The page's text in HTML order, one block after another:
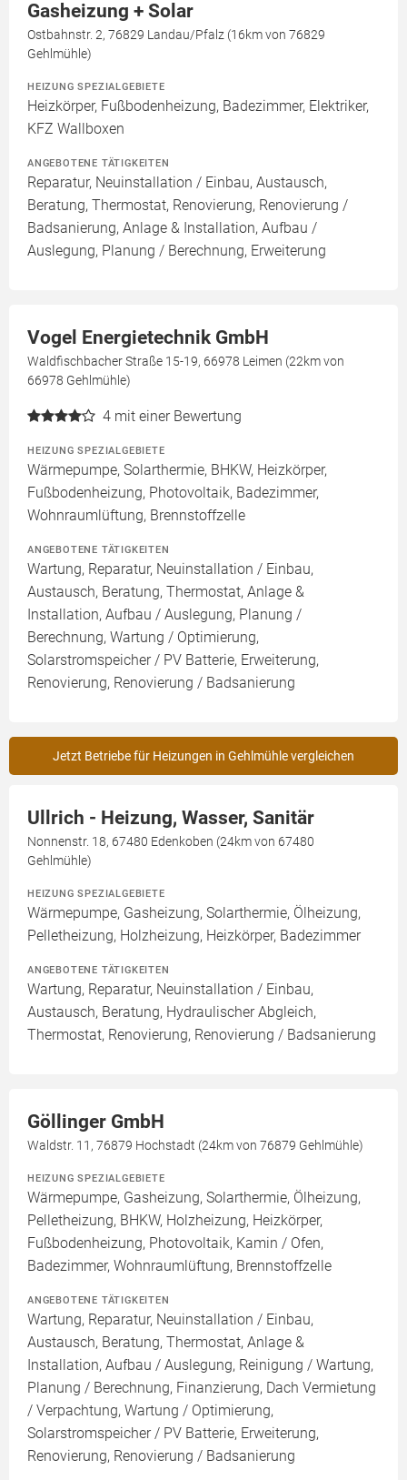
Gasheizung + Solar
Ostbahnstr. 2, 76829 Landau/Pfalz (16km von 76829
Gehlmühle)
HEIZUNG SPEZIALGEBIETE
Heizkörper, Fußbodenheizung, Badezimmer, Elektriker,
KFZ Wallboxen
ANGEBOTENE TÄTIGKEITEN
Reparatur, Neuinstallation / Einbau, Austausch,
Beratung, Thermostat, Renovierung, Renovierung /
Badsanierung, Anlage & Installation, Aufbau /
Auslegung, Planung / Berechnung, Erweiterung
Vogel Energietechnik GmbH
Waldfischbacher Straße 15-19, 66978 Leimen (22km von
66978 Gehlmühle)
4 mit einer Bewertung
HEIZUNG SPEZIALGEBIETE
Wärmepumpe, Solarthermie, BHKW, Heizkörper,
Fußbodenheizung, Photovoltaik, Badezimmer,
Wohnraumlüftung, Brennstoffzelle
ANGEBOTENE TÄTIGKEITEN
Wartung, Reparatur, Neuinstallation / Einbau,
Austausch, Beratung, Thermostat, Anlage &
Installation, Aufbau / Auslegung, Planung /
Berechnung, Wartung / Optimierung,
Solarstromspeicher / PV Batterie, Erweiterung,
Renovierung, Renovierung / Badsanierung
Jetzt Betriebe für Heizungen in Gehlmühle vergleichen
Ullrich - Heizung, Wasser, Sanitär
Nonnenstr. 18, 67480 Edenkoben (24km von 67480
Gehlmühle)
HEIZUNG SPEZIALGEBIETE
Wärmepumpe, Gasheizung, Solarthermie, Ölheizung,
Pelletheizung, Holzheizung, Heizkörper, Badezimmer
ANGEBOTENE TÄTIGKEITEN
Wartung, Reparatur, Neuinstallation / Einbau,
Austausch, Beratung, Hydraulischer Abgleich,
Thermostat, Renovierung, Renovierung / Badsanierung
Göllinger GmbH
Waldstr. 11, 76879 Hochstadt (24km von 76879 Gehlmühle)
HEIZUNG SPEZIALGEBIETE
Wärmepumpe, Gasheizung, Solarthermie, Ölheizung,
Pelletheizung, BHKW, Holzheizung, Heizkörper,
Fußbodenheizung, Photovoltaik, Kamin / Ofen,
Badezimmer, Wohnraumlüftung, Brennstoffzelle
ANGEBOTENE TÄTIGKEITEN
Wartung, Reparatur, Neuinstallation / Einbau,
Austausch, Beratung, Thermostat, Anlage &
Installation, Aufbau / Auslegung, Reinigung / Wartung,
Planung / Berechnung, Finanzierung, Dach Vermietung
/ Verpachtung, Wartung / Optimierung,
Solarstromspeicher / PV Batterie, Erweiterung,
Renovierung, Renovierung / Badsanierung